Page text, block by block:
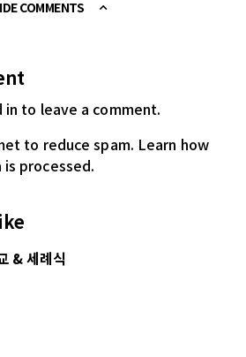
COMMENTS
in to leave a comment.
to reduce spam. Learn how
processed.
& 세례식